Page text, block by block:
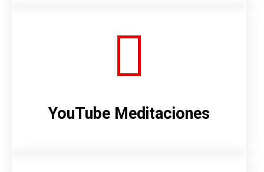
YouTube Meditaciones